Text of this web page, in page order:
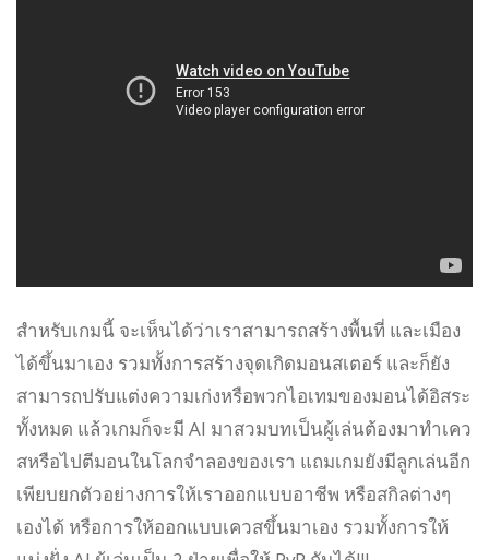
สำหรับเกมนี้ จะเห็นได้ว่าเราสามารถสร้างพื้นที่ และเมือง
ได้ขึ้นมาเอง รวมทั้งการสร้างจุดเกิดมอนสเตอร์ และก็ยัง
สามารถปรับแต่งความเก่งหรือพวกไอเทมของมอนได้อิสระ
ทั้งหมด แล้วเกมก็จะมี AI มาสวมบทเป็นผู้เล่นต้องมาทำเคว
สหรือไปตีมอนในโลกจำลองของเรา แถมเกมยังมีลูกเล่นอีก
เพียบยกตัวอย่างการให้เราออกแบบอาชีพ หรือสกิลต่างๆ
เองได้ หรือการให้ออกแบบเควสขึ้นมาเอง รวมทั้งการให้